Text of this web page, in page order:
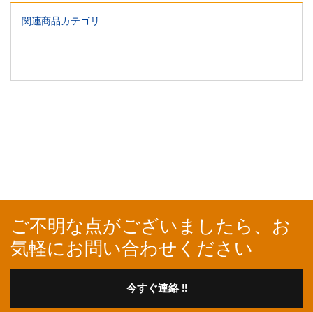
関連商品カテゴリ
ご不明な点がございましたら、お
気軽にお問い合わせください
今すぐ連絡 !!